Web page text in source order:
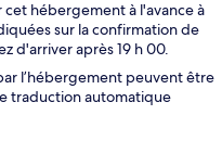
hébergement à l'avance à
sur la confirmation de
d'arriver après 19 h 00.
l’hébergement peuvent être
traduction automatique